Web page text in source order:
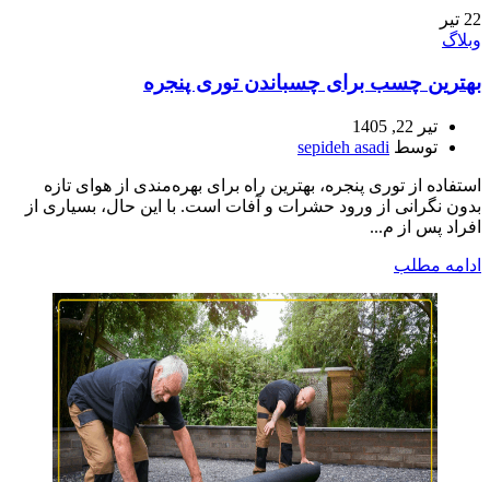
22 تیر
وبلاگ
بهترین چسب برای چسباندن توری پنجره
تیر 22, 1405
توسط sepideh asadi
استفاده از توری پنجره، بهترین راه برای بهره‌مندی از هوای تازه
بدون نگرانی از ورود حشرات و آفات است. با این حال، بسیاری از
افراد پس از م...
ادامه مطلب